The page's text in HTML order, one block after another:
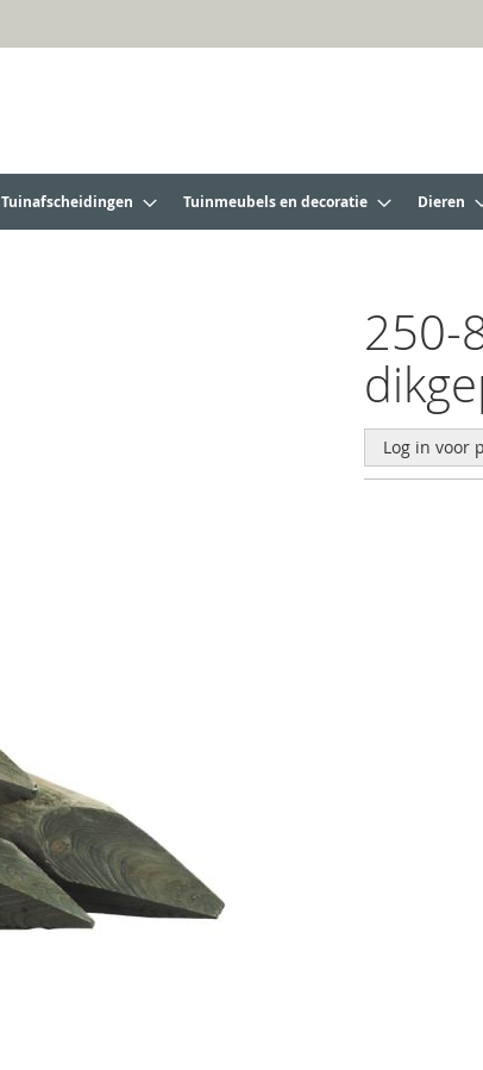
Tuinafscheidingen Tuinmeubels en decoratie Dieren
250-
Log in voor